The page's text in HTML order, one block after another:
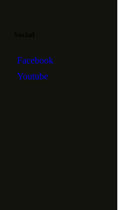
Facebook
Youtube